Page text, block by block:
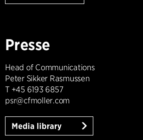
Presse
Head of Communications
Peter Sikker Rasmussen
T +45 6193 6857
psr@cfmoller.com
Media library